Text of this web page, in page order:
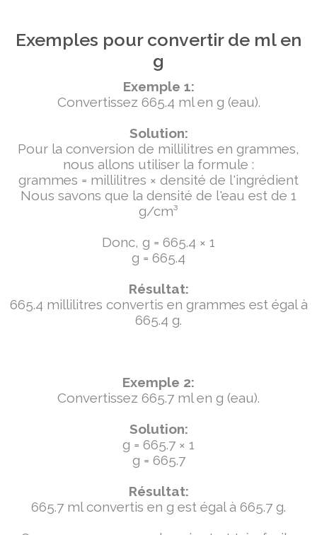
Exemples pour convertir de ml en
g
Exemple 1:
Convertissez 665.4 ml en g (eau).
Solution:
Pour la conversion de millilitres en grammes,
nous allons utiliser la formule :
grammes = millilitres × densité de l'ingrédient
Nous savons que la densité de l'eau est de 1
g/cm³
Donc, g = 665.4 × 1
g = 665.4
Résultat:
665.4 millilitres convertis en grammes est égal à
665.4 g.
Exemple 2:
Convertissez 665.7 ml en g (eau).
Solution:
g = 665.7 × 1
g = 665.7
Résultat:
665.7 ml convertis en g est égal à 665.7 g.